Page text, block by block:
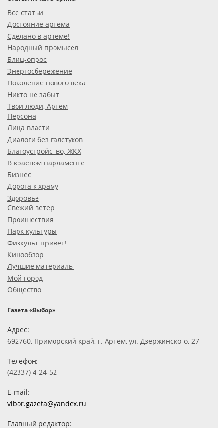
Все статьи
Достояние артёма
Сделано в артёме!
Народный промысел
Блиц-опрос
Энергосбережение
Поколение нового века
Никто не забыт
Твои люди, Артем
Персона
Лица власти
Диалоги без галстуков
Благоустройство, ЖКХ
В краевом парламенте
Бизнес
Дорога к храму
Здоровье
Свежий ветер
Проишествия
Парк культуры
Физкульт привет!
Кинообзор
Лучшие материалы
Мой город
Общество
Газета «Выбор»
Адрес:
692760, Приморский край, г. Артем, ул. Дзержинского, 27
Телефон:
(42337) 4-24-52
E-mail:
vibor.gazeta@yandex.ru
Главный редактор: